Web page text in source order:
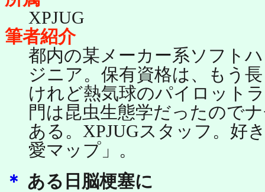
XPJUG
筆者紹介
都内の某メーカー系ソフト
ジニア。保有資格は、もう
けれど熱気球のパイロット
門は昆虫生態学だったので
ある。XPJUGスタッフ。好
愛マップ」。
＊ ある日脳梗塞に